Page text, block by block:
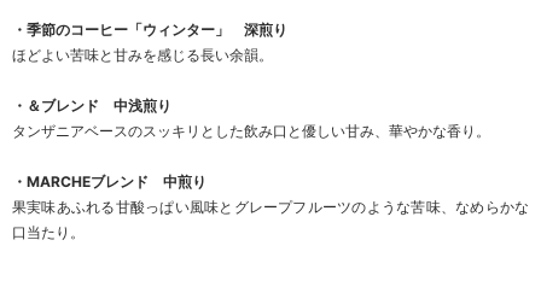
・季節のコーヒー「ウィンター」 深煎り
ほどよい苦味と甘みを感じる長い余韻。
・＆ブレンド 中浅煎り
タンザニアベースのスッキリとした飲み口と優しい甘み、華やかな香り。
・MARCHEブレンド 中煎り
果実味あふれる甘酸っぱい風味とグレープフルーツのような苦味、なめらかな
口当たり。